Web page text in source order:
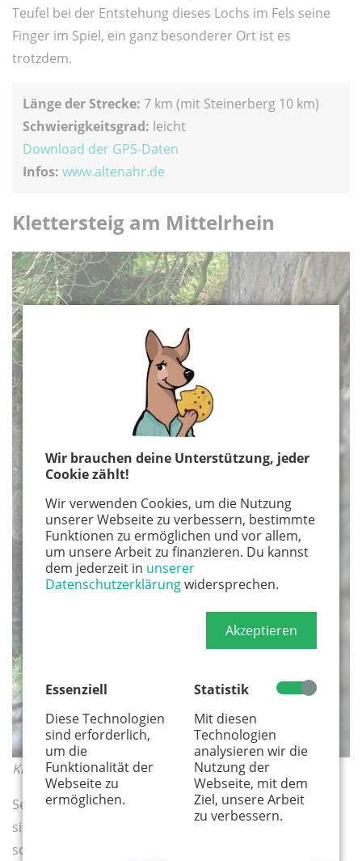
Wir brauchen deine Unterstützung, jeder
Cookie zählt!
Wir verwenden Cookies, um die Nutzung
unserer Webseite zu verbessern, bestimmte
Funktionen zu ermöglichen und vor allem,
um unsere Arbeit zu finanzieren. Du kannst
dem jederzeit in unserer
Datenschutzerklärungwidersprechen.
Akzeptieren
Essenziell
Diese Technologien
sind erforderlich,
um die
Funktionalität der
Webseite zu
ermöglichen.
Statistik
Mit diesen
Technologien
analysieren wir die
Nutzung der
Webseite, mit dem
Ziel, unsere Arbeit
zu verbessern.
Teufel bei der Entstehung dieses Lochs im Fels seine
Finger im Spiel, ein ganz besonderer Ort ist es
trotzdem.
Länge der Strecke: 7 km (mit Steinerberg 10 km)
Schwierigkeitsgrad: leicht
Download der GPS-Daten
Infos: www.altenahr.de
Klettersteig am Mittelrhein
Klettersteig bei Boppard am Mittelrhein
Sehr besonders ist bei Tour Nummer drei der Weg an
sich. Es ist die einzige Via Ferrata des Rheinlands, ja
sogar nördlich der Alpen. Den Begriff Via Ferrata